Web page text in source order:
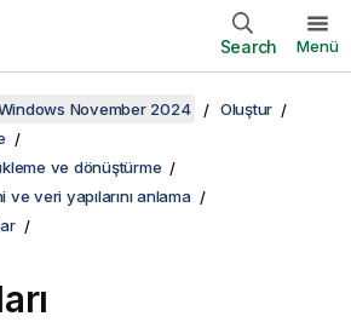
Search Menü
November 2024
Oluştur
ve dönüştürme
ve veri yapılarını anlama